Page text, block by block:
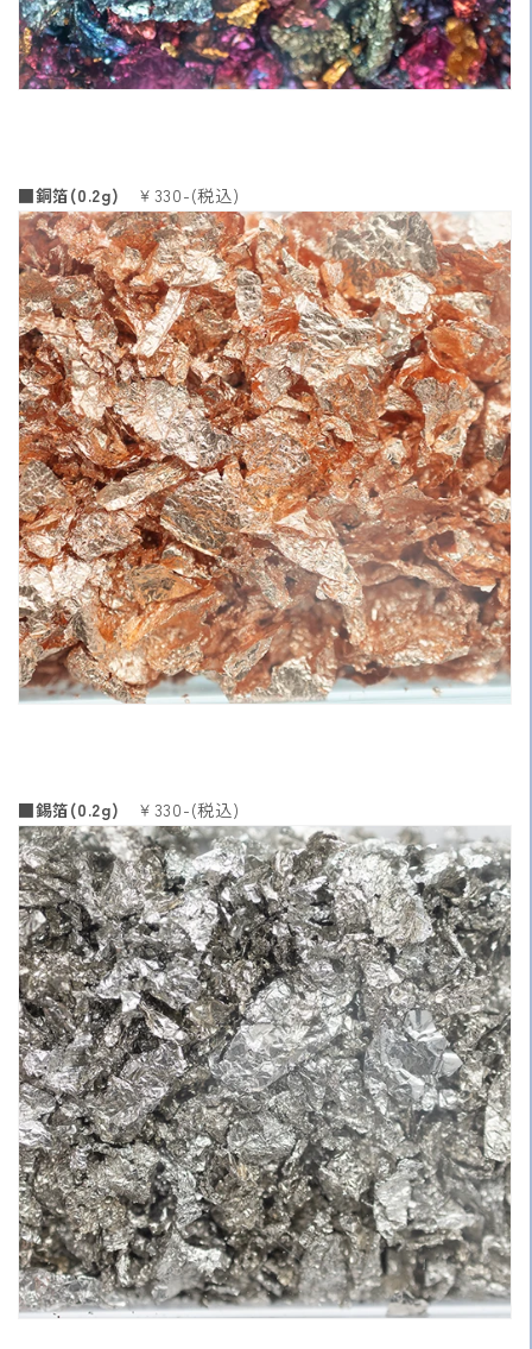
■銅箔(0.2g) ￥330-(税込)
■錫箔(0.2g) ￥330-(税込)